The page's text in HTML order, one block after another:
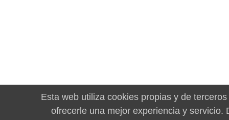
Esta web utiliza cookies propias y de
ofrecerle una mejor experiencia y servicio.